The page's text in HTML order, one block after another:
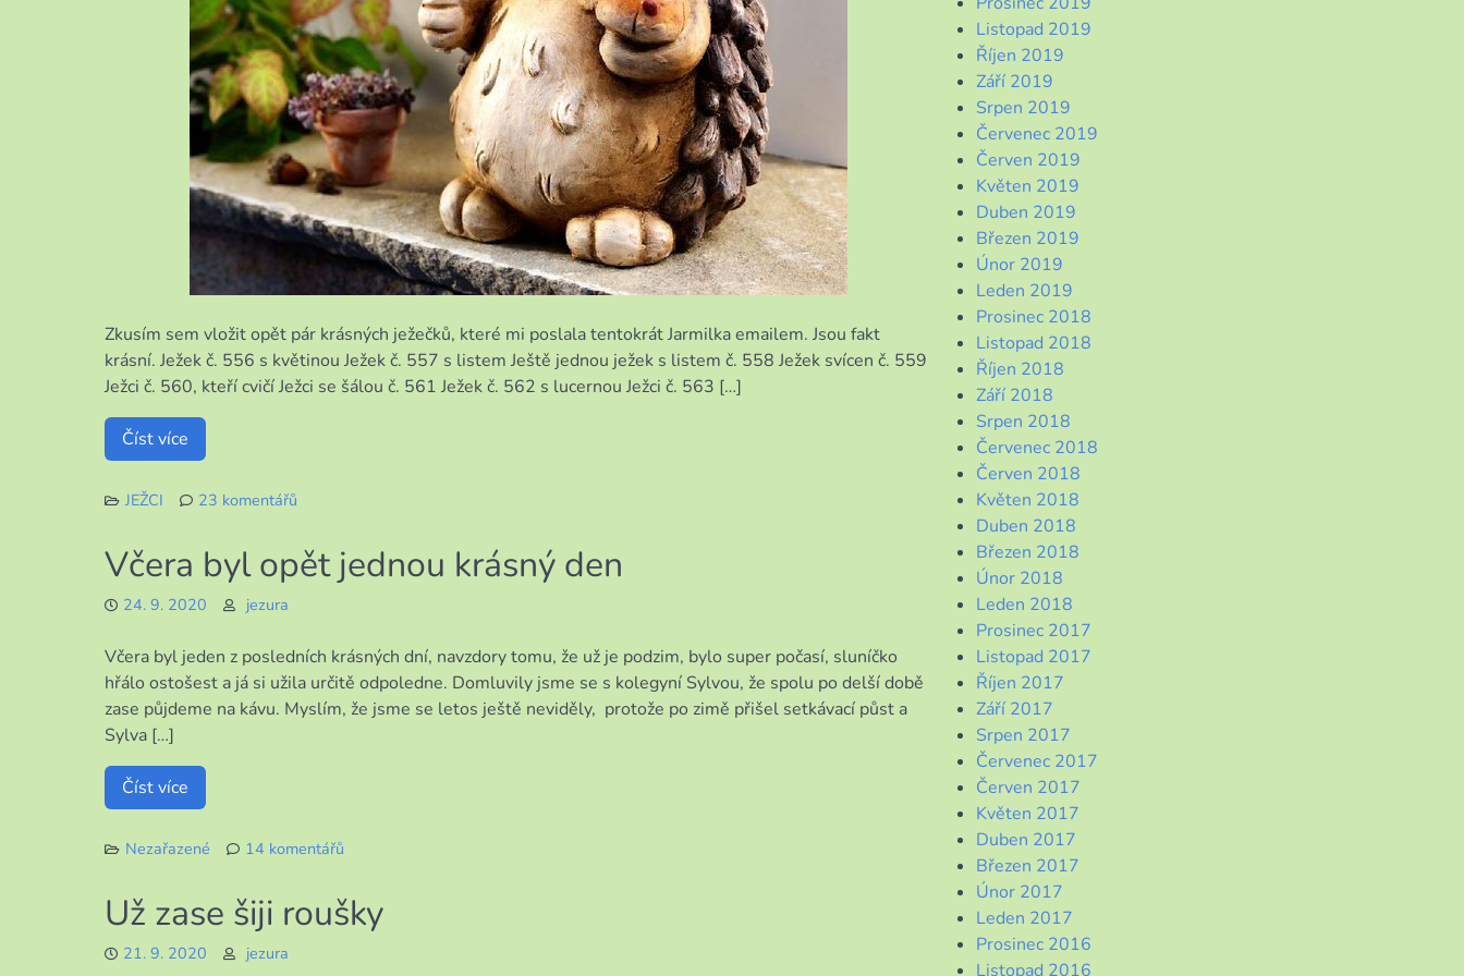
Zkusím sem vložit opět pár krásných ježečků, které mi poslala tentokrát Jarmilka emailem. Jsou fakt
krásní. Ježek č. 556 s květinou Ježek č. 557 s listem Ještě jednou ježek s listem č. 558 Ježek svícen č. 559
Ježci č. 560, kteří cvičí Ježci se šálou č. 561 Ježek č. 562 s lucernou Ježci č. 563 […]
Číst více
JEŽCI
23 komentářů
s
názvem
mých
miláčků
Včera byl opět jednou krásný den
24. 9. 2020 jezura
Včera byl jeden z posledních krásných dní, navzdory tomu, že už je podzim, bylo super počasí, sluníčko
hřálo ostošest a já si užila určitě odpoledne. Domluvily jsme se s kolegyní Sylvou, že spolu po delší době
zase půjdeme na kávu. Myslím, že jsme se letos ještě neviděly, protože po zimě přišel setkávací půst a
Sylva […]
Číst více
Nezařazené
14 komentářů
s
názvem
Už zase šiji roušky
21. 9. 2020 jezura
Listopad 2019
Říjen 2019
Září 2019
Srpen 2019
Červenec 2019
Červen 2019
Květen 2019
Duben 2019
Březen 2019
Únor 2019
Leden 2019
Prosinec 2018
Listopad 2018
Říjen 2018
Září 2018
Srpen 2018
Červenec 2018
Červen 2018
Květen 2018
Duben 2018
Březen 2018
Únor 2018
Leden 2018
Prosinec 2017
Listopad 2017
Říjen 2017
Září 2017
Srpen 2017
Červenec 2017
Červen 2017
Květen 2017
Duben 2017
Březen 2017
Únor 2017
Leden 2017
Prosinec 2016
Listopad 2016